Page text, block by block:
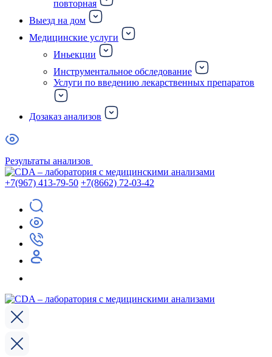
повторная
Выезд на дом
Медицинские услуги
Иньекции
Инструментальное обследование
Услуги по введению лекарственных препаратов
Дозаказ анализов
Результаты анализов
+7(967) 413-79-50 +7(8662) 72-03-42